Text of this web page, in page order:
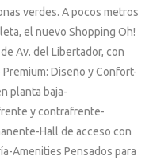
verdes. A pocos metros
el nuevo Shopping Oh!
Av. del Libertador, con
Diseño y Confort-
planta baja-
y contrafrente-
Hall de acceso con
Amenities Pensados para